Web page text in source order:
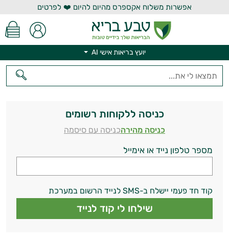
אפשרות משלוח אקספרס מהיום להיום ❤️ לפרטים
יועץ בריאות אישי AI
כניסה ללקוחות רשומים
כניסה מהירהכניסה עם סיסמה
מספר טלפון נייד או אימייל
קוד חד פעמי יישלח ב-SMS לנייד הרשום במערכת
שילחו לי קוד לנייד
יועץ בריאות אישי AI